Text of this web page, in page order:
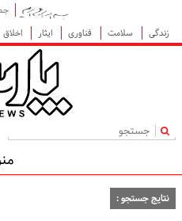
جمعه
زندگی
سلامت فناوری ایثار اخلاق
|
نتایج جستجو :